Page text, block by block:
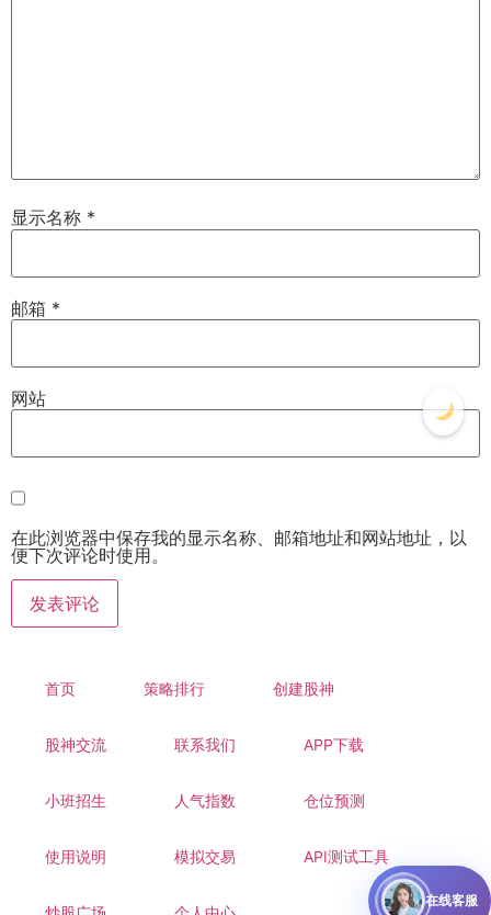
显示名称 *
邮箱 *
网站
在此浏览器中保存我的显示名称、邮箱地址和网站地址，以
便下次评论时使用。
首页 策略排行 创建股神
股神交流 联系我们 APP下载
小班招生 人气指数 仓位预测
使用说明 模拟交易 API测试工具
在线客服